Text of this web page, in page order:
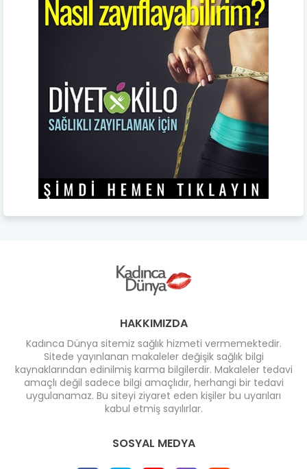
HAKKIMIZDA
Kadınca Dünya sitemiz sağlık hizmeti vermemektedir.
Sitede yayınlanan makaleler değişik sağlık bilgi
kaynaklarından edinilmiş karma bilgilerdir. Makaleler tedavi
amaçlı değil sadece bilgi amaçlıdır, herhangi bir tedavi
uygulanamaz. Bu siteyi ziyaret eden kişiler bu uyarıları
kabul etmiş sayılırlar.
SOSYAL MEDYA